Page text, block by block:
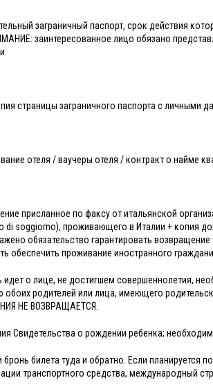
заграничный паспорт, срок действия
заинтересованное лицо обязано
страницы заграничного паспорта с личными
отеля / ваучеры отеля / контракт о
присланное по факсу от итальянской
di soggiorno), проживающего в Италии + копия
обязательство гарантировать
обеспечить проживание иностранного
идет о лице, не достигшем совершеннолетия,
обоих родителей или лица, имеющего
НЕ ВОЗВРАЩАЕТСЯ.
Свидетельства о рождении ребенка;
бронь билета туда и обратно. Если
транспортного средства, международный